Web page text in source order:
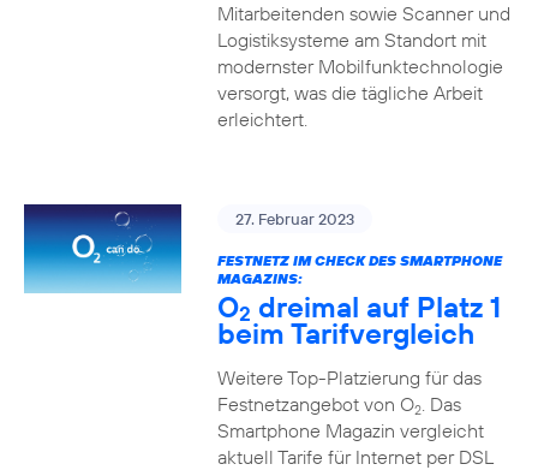
Mitarbeitenden sowie Scanner und
Logistiksysteme am Standort mit
modernster Mobilfunktechnologie
versorgt, was die tägliche Arbeit
erleichtert.
27. Februar 2023
FESTNETZ IM CHECK DES SMARTPHONE
MAGAZINS:
O2 dreimal auf Platz 1
beim Tarifvergleich
Weitere Top-Platzierung für das
Festnetzangebot von O2. Das
Smartphone Magazin vergleicht
aktuell Tarife für Internet per DSL